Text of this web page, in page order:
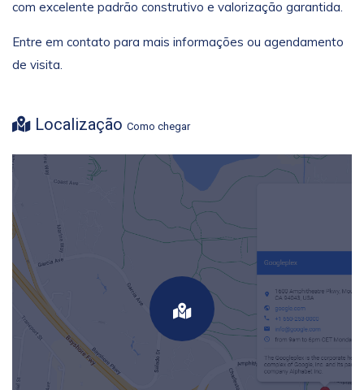
com excelente padrão construtivo e valorização garantida.
Entre em contato para mais informações ou agendamento
de visita.
Localização Como chegar